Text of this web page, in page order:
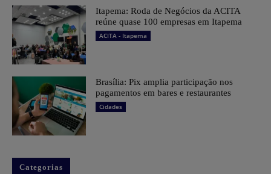
Itapema: Roda de Negócios da ACITA
reúne quase 100 empresas em Itapema
ACITA - Itapema
Brasília: Pix amplia participação nos
pagamentos em bares e restaurantes
Cidades
Categorias